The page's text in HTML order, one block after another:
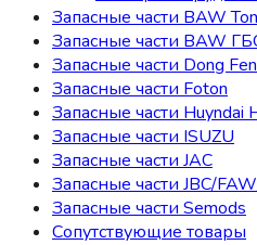
Запасные части BAW
Запасные части BAW
Запасные части Dong
Запасные части Foton
Запасные части Huyndai
Запасные части ISUZU
Запасные части JAC
Запасные части JBC/
Запасные части Semods
Сопутствующие товары